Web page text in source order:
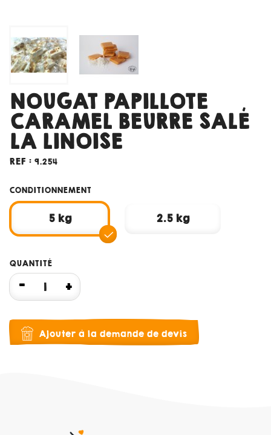
NOUGAT PAPILLOTE
CARAMEL BEURRE SALÉ
LA LINOISE
REF : 9.254
CONDITIONNEMENT
5 kg 2.5 kg
QUANTITÉ
Ajouter à la demande de devis